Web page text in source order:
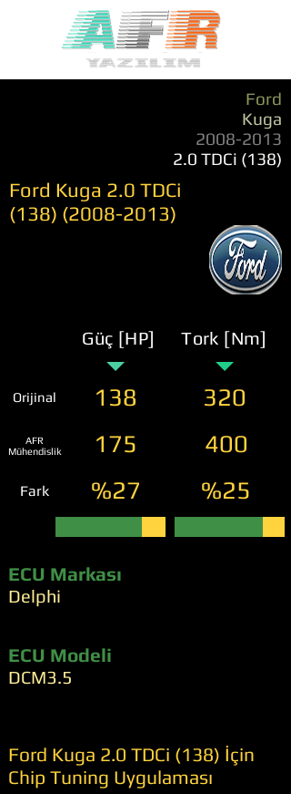
Ford
Kuga
2008-2013
2.0 TDCi (138)
Ford Kuga 2.0 TDCi
(138) (2008-2013)
Güç [HP] Tork [Nm]
Orijinal 138 320
AFR
Mühendislik
175 400
Fark %27 %25
ECU Markası
Delphi
ECU Modeli
DCM3.5
Ford Kuga 2.0 TDCi (138) İçin
Chip Tuning Uygulaması